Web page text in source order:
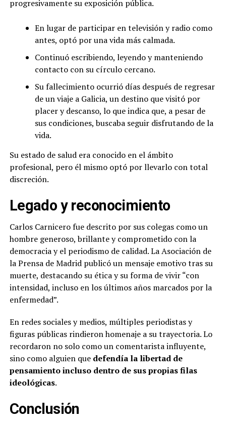
progresivamente su exposición pública.
En lugar de participar en televisión y radio como
antes, optó por una vida más calmada.
Continuó escribiendo, leyendo y manteniendo
contacto con su círculo cercano.
Su fallecimiento ocurrió días después de regresar
de un viaje a Galicia, un destino que visitó por
placer y descanso, lo que indica que, a pesar de
sus condiciones, buscaba seguir disfrutando de la
vida.
Su estado de salud era conocido en el ámbito
profesional, pero él mismo optó por llevarlo con total
discreción.
Legado y reconocimiento
Carlos Carnicero fue descrito por sus colegas como un
hombre generoso, brillante y comprometido con la
democracia y el periodismo de calidad. La Asociación de
la Prensa de Madrid publicó un mensaje emotivo tras su
muerte, destacando su ética y su forma de vivir “con
intensidad, incluso en los últimos años marcados por la
enfermedad”.
En redes sociales y medios, múltiples periodistas y
figuras públicas rindieron homenaje a su trayectoria. Lo
recordaron no solo como un comentarista influyente,
sino como alguien que defendía la libertad de
pensamiento incluso dentro de sus propias filas
ideológicas.
Conclusión